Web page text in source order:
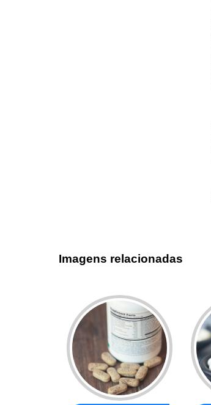
Imagens relacionadas